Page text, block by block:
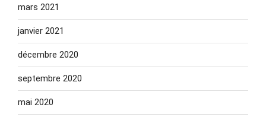
mars 2021
janvier 2021
décembre 2020
septembre 2020
mai 2020